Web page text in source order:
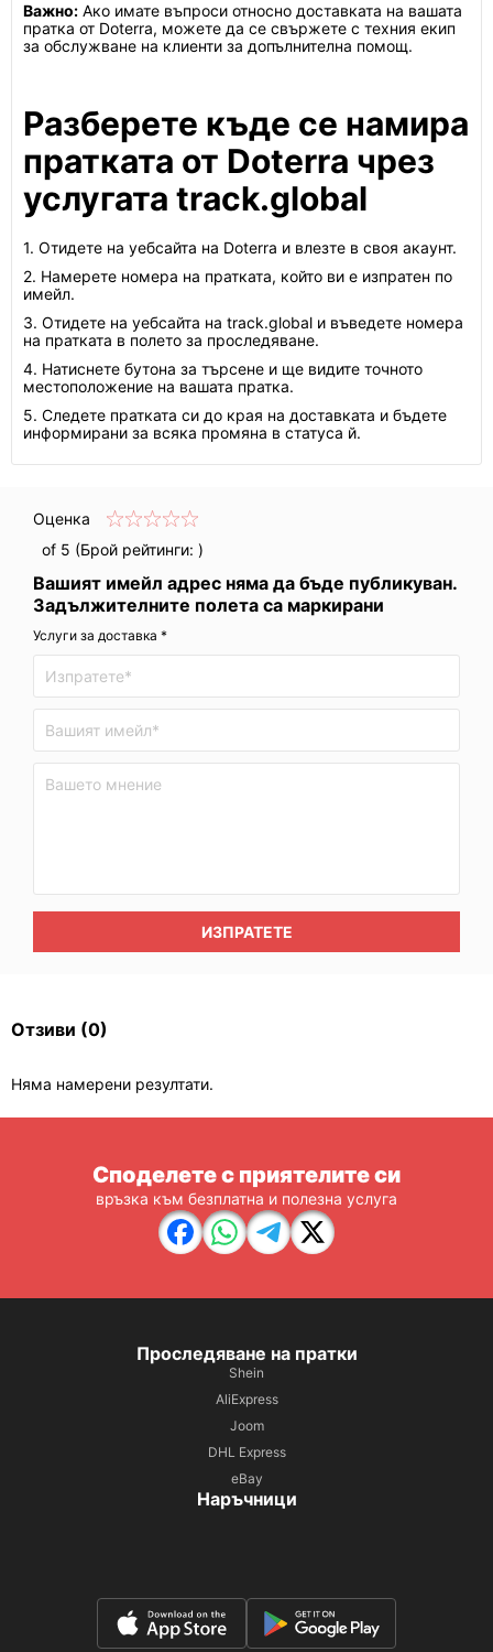
Важно: Ако имате въпроси относно доставката на вашата
пратка от Doterra, можете да се свържете с техния екип
за обслужване на клиенти за допълнителна помощ.
Разберете къде се намира
пратката от Doterra чрез
услугата track.global
1. Отидете на уебсайта на Doterra и влезте в своя акаунт.
2. Намерете номера на пратката, който ви е изпратен по
имейл.
3. Отидете на уебсайта на track.global и въведете номера
на пратката в полето за проследяване.
4. Натиснете бутона за търсене и ще видите точното
местоположение на вашата пратка.
5. Следете пратката си до края на доставката и бъдете
информирани за всяка промяна в статуса й.
Оценка
of 5 (Брой рейтинги: )
Вашият имейл адрес няма да бъде публикуван.
Задължителните полета са маркирани
Услуги за доставка *
ИЗПРАТЕТЕ
Отзиви (0)
Няма намерени резултати.
Споделете с приятелите си
връзка към безплатна и полезна услуга
Проследяване на пратки
Shein
AliExpress
Joom
DHL Express
eBay
Наръчници